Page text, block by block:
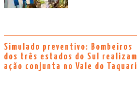
Simulado preventivo: Bombeiros
dos três estados do Sul realizam
ação conjunta no Vale do Taquari